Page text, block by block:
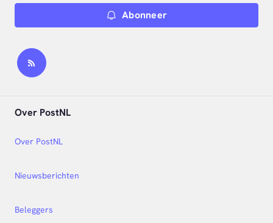
Abonneer
Over PostNL
Nieuwsberichten
Over PostNL
Beleggers